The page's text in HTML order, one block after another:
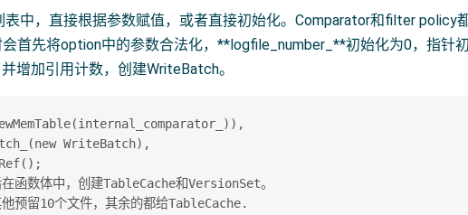
中，直接根据参数赋值，或者直接初始化。Comparator和filter policy
首先将option中的参数合法化，**logfile_number_**初始化为0，指针
增加引用计数，创建WriteBatch。
WriteBatch),
函数体中，创建TableCache和VersionSet。
预留10个文件，其余的都给TableCache.